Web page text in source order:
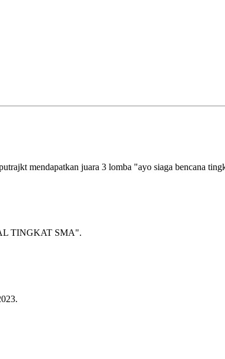
mendapatkan juara 3 lomba "ayo siaga bencana
TINGKAT SMA".